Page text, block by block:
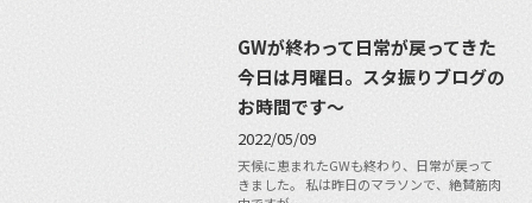
GWが終わって日常が戻ってきた
今日は月曜日。スタ振りブログの
お時間です〜
2022/05/09
天候に恵まれたGWも終わり、日常が戻って
きました。 私は昨日のマラソンで、絶賛筋肉